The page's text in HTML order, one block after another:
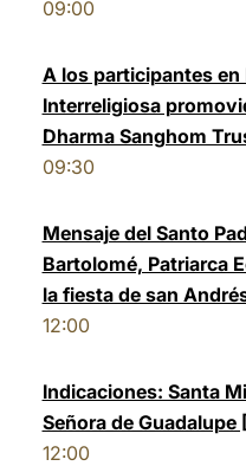
09:00
A los participantes en
Interreligiosa
Dharma Sanghom
09:30
Mensaje del Santo
Bartolomé, Patriarca
la fiesta de san
12:00
Indicaciones: Santa
Señora de
12:00